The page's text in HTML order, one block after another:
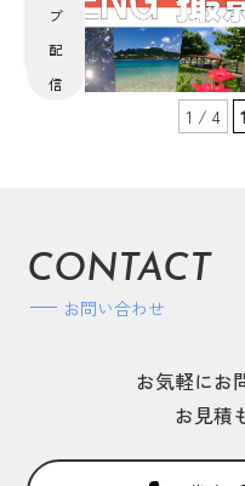
ブ
配
信
1 / 4 1
CONTACT
お問い合わせ
お気軽にお
お見積